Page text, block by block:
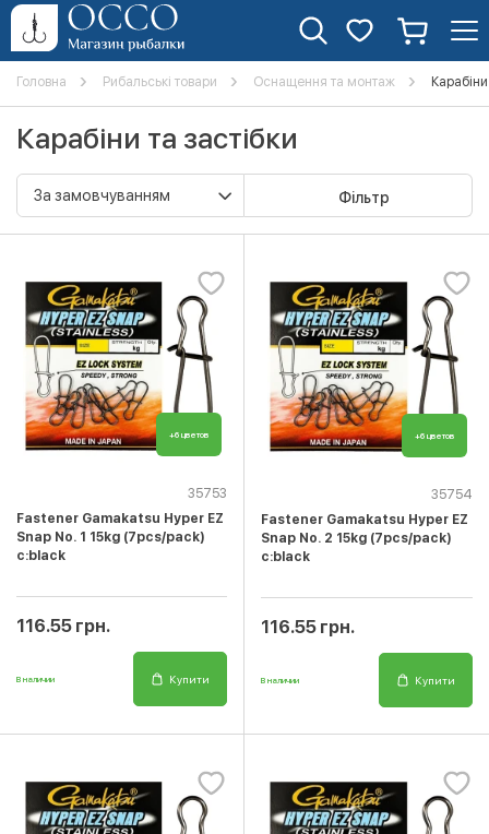
Головна Рибальські товари Оснащення та монтаж
Карабіни та застібки
Фільтр
+6 цветов
35753
Fastener Gamakatsu Hyper EZ
Snap No. 1 15kg (7pcs/pack)
c:black
116.55 грн.
В наличии Купити
+6 цветов
35754
Fastener Gamakatsu Hyper EZ
Snap No. 2 15kg (7pcs/pack)
c:black
116.55 грн.
В наличии Купити